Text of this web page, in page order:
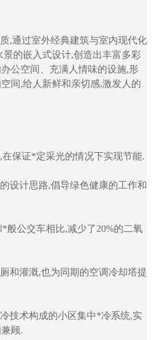
,通过室外经典建筑与室内现代化
的嵌入式设计,创造出丰富多彩
公空间、充满人情味的设施,形
间,给人新鲜和亲切感,激发人的
保证*定采光的情况下实现节能.
的设计思路,倡导绿色健康的工作和
般公交车相比,减少了20%的二氧
和灌溉,也为同期的空调冷却塔提
技术构成的小区集中*冷系统,实
顾.